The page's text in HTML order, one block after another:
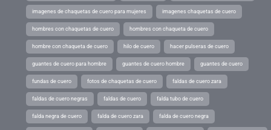
imagenes de chaquetas de cuero para mujeres imagenes chaquetas de cuero
hombres con chaquetas de cuero hombres con chaqueta de cuero
hombre con chaqueta de cuero hilo de cuero hacer pulseras de cuero
guantes de cuero para hombre guantes de cuero hombre guantes de cuero
fundas de cuero fotos de chaquetas de cuero faldas de cuero zara
faldas de cuero negras faldas de cuero falda tubo de cuero
falda negra de cuero falda de cuero zara falda de cuero negra